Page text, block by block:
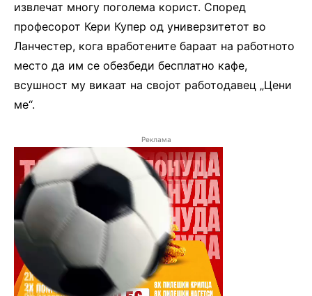
извлечат многу поголема корист. Според
професорот Кери Купер од универзитетот во
Ланчестер, кога вработените бараат на работното
место да им се обезбеди бесплатно кафе,
всушност му викаат на својот работодавец „Цени
ме“.
Реклама